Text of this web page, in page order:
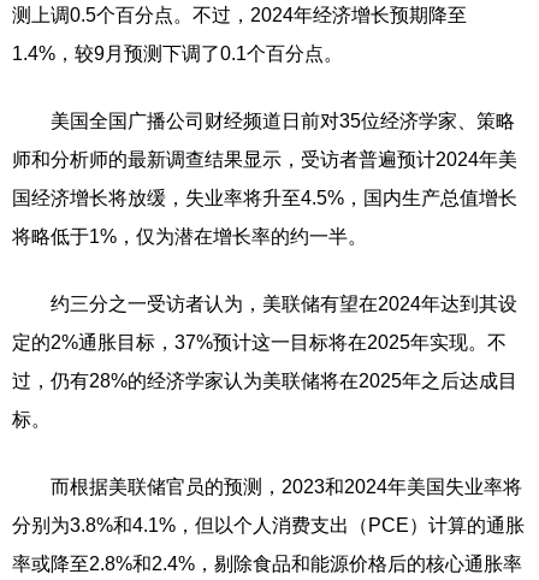
测上调0.5个百分点。不过，2024年经济增长预期降至
1.4%，较9月预测下调了0.1个百分点。
美国全国广播公司财经频道日前对35位经济学家、策略
师和分析师的最新调查结果显示，受访者普遍预计2024年美
国经济增长将放缓，失业率将升至4.5%，国内生产总值增长
将略低于1%，仅为潜在增长率的约一半。
约三分之一受访者认为，美联储有望在2024年达到其设
定的2%通胀目标，37%预计这一目标将在2025年实现。不
过，仍有28%的经济学家认为美联储将在2025年之后达成目
标。
而根据美联储官员的预测，2023和2024年美国失业率将
分别为3.8%和4.1%，但以个人消费支出（PCE）计算的通胀
率或降至2.8%和2.4%，剔除食品和能源价格后的核心通胀率